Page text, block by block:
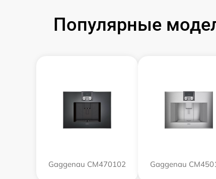
Популярные
Gaggenau CM470102 Gaggenau